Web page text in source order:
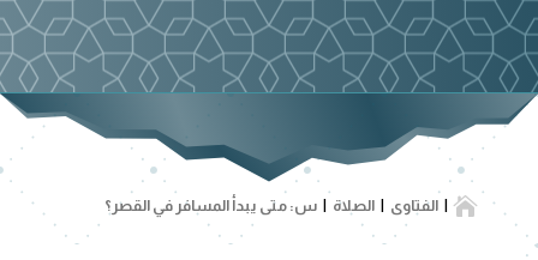
 الفتاوى الصلاة س: متى يبدأ المسافر في القصر؟